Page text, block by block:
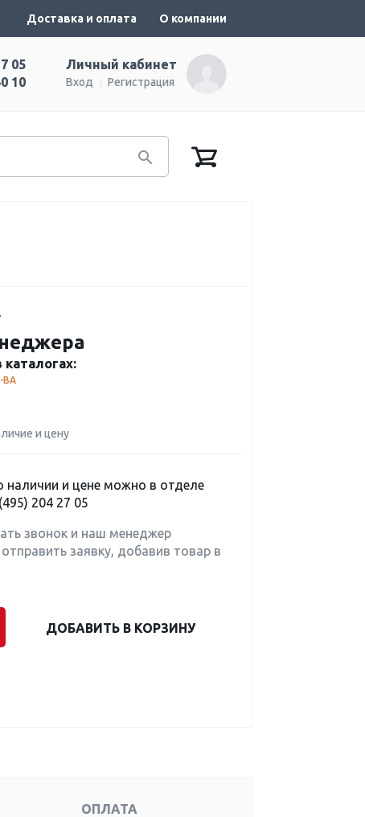
Доставка и оплата О компании
Личный кабинет
Вход Регистрация
05
10
BA
и цену
и цене можно в отделе
204 27 05
звонок и наш менеджер
заявку, добавив товар в
ДОБАВИТЬ В КОРЗИНУ
ОПЛАТА